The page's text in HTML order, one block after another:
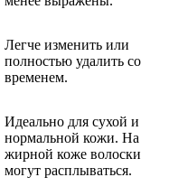
Легче изменить или
полностью удалить со
временем.
Идеально для сухой и
нормальной кожи. На
жирной коже волоски
могут расплываться.